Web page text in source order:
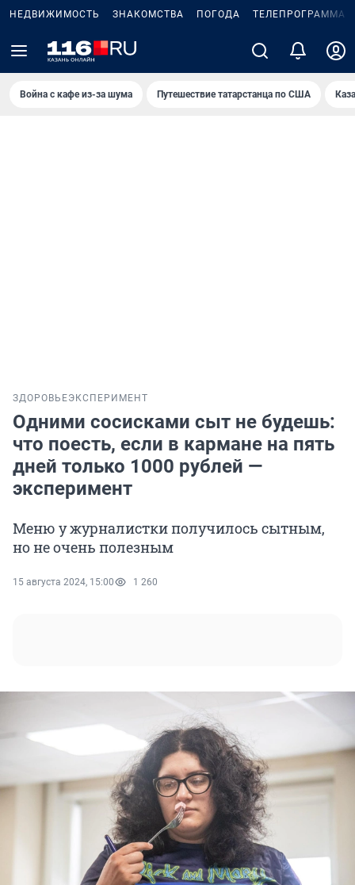
НЕДВИЖИМОСТЬ ЗНАКОМСТВА ПОГОДА ТЕЛЕПРОГРАММА
Война с кафе из-за шума Путешествие татарстанца по США
ЗДОРОВЬЕЭКСПЕРИМЕНТ
Одними сосисками сыт не будешь:
что поесть, если в кармане на пять
дней только 1000 рублей —
эксперимент
Меню у журналистки получилось сытным,
но не очень полезным
15 августа 2024, 15:00 1 260